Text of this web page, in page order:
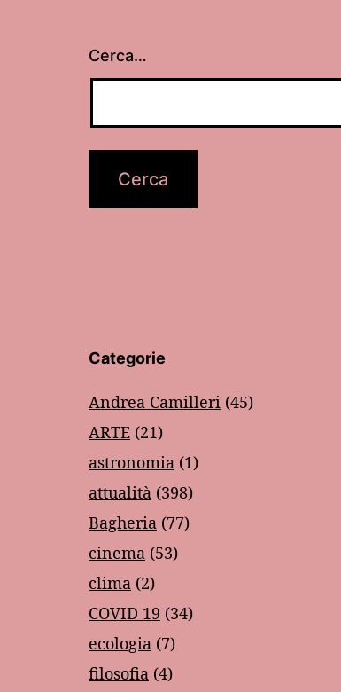
Cerca…
Categorie
Andrea Camilleri (45)
ARTE (21)
astronomia (1)
attualità (398)
Bagheria (77)
cinema (53)
clima (2)
COVID 19 (34)
ecologia (7)
filosofia (4)